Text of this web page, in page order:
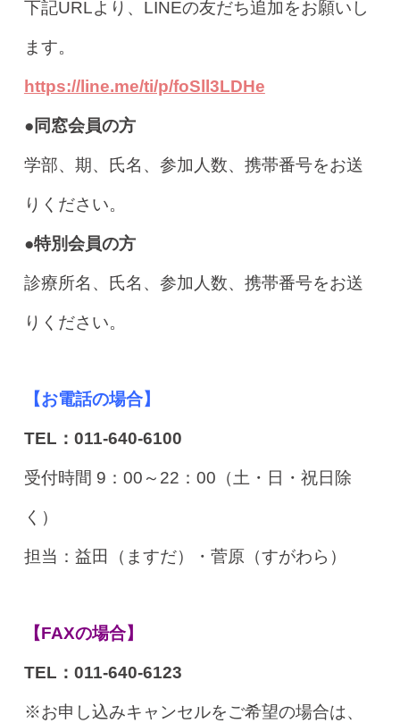
下記URLより、LINEの友だち追加をお願いし
ます。
https://line.me/ti/p/foSll3LDHe
●同窓会員の方
学部、期、氏名、参加人数、携帯番号をお送
りください。
●特別会員の方
診療所名、氏名、参加人数、携帯番号をお送
りください。
【お電話の場合】
TEL：011-640-6100
受付時間 9：00～22：00（土・日・祝日除
く）
担当：益田（ますだ）・菅原（すがわら）
【FAXの場合】
TEL：011-640-6123
※お申し込みキャンセルをご希望の場合は、